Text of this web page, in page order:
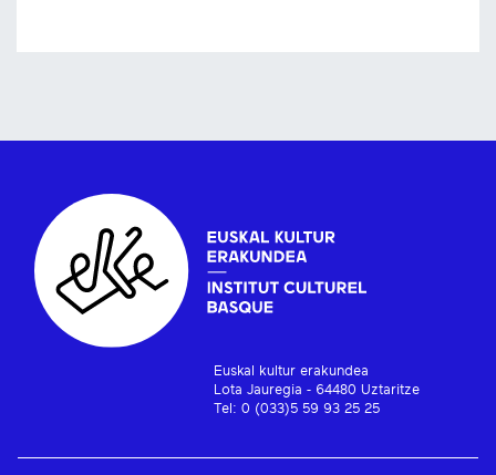
Euskal kultur erakundea
Lota Jauregia - 64480 Uztaritze
Tel: 0 (033)5 59 93 25 25